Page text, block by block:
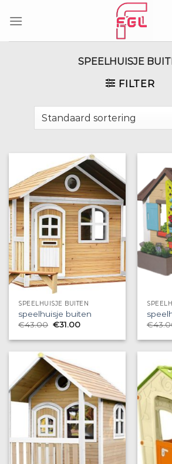
SPEELHUISJE
FILTER
SPEELHUISJE BUITEN
speelhuisje buiten
€43.00 €31.00
€